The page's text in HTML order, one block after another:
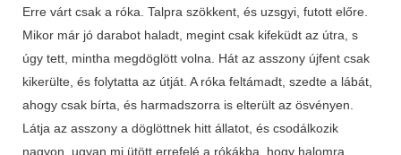
Erre várt csak a róka. Talpra szökkent, és uzsgyi, futott előre.
Mikor már jó darabot haladt, megint csak kifeküdt az útra, s
úgy tett, mintha megdöglött volna. Hát az asszony újfent csak
kikerülte, és folytatta az útját. A róka feltámadt, szedte a lábát,
ahogy csak bírta, és harmadszorra is elterült az ösvényen.
Látja az asszony a döglöttnek hitt állatot, és csodálkozik
nagyon, ugyan mi ütött errefelé a rókákba, hogy halomra